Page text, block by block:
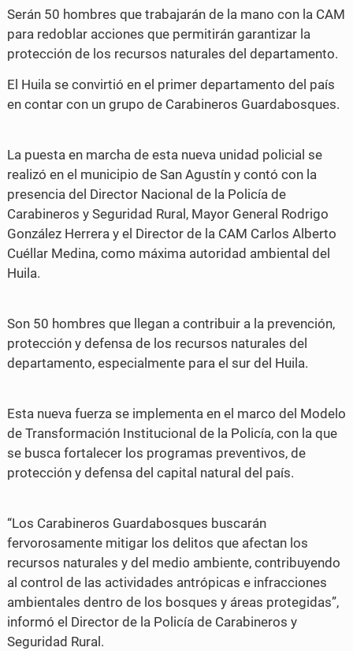
a
c
o
k
w
i
r
Serán 50 hombres que trabajarán de la mano con la CAM
para redoblar acciones que permitirán garantizar la
protección de los recursos naturales del departamento.
El Huila se convirtió en el primer departamento del país
en contar con un grupo de Carabineros Guardabosques.
La puesta en marcha de esta nueva unidad policial se
realizó en el municipio de San Agustín y contó con la
presencia del Director Nacional de la Policía de
Carabineros y Seguridad Rural, Mayor General Rodrigo
González Herrera y el Director de la CAM Carlos Alberto
Cuéllar Medina, como máxima autoridad ambiental del
Huila.
Son 50 hombres que llegan a contribuir a la prevención,
protección y defensa de los recursos naturales del
departamento, especialmente para el sur del Huila.
Esta nueva fuerza se implementa en el marco del Modelo
de Transformación Institucional de la Policía, con la que
se busca fortalecer los programas preventivos, de
protección y defensa del capital natural del país.
“Los Carabineros Guardabosques buscarán
fervorosamente mitigar los delitos que afectan los
recursos naturales y del medio ambiente, contribuyendo
al control de las actividades antrópicas e infracciones
ambientales dentro de los bosques y áreas protegidas”,
informó el Director de la Policía de Carabineros y
Seguridad Rural.